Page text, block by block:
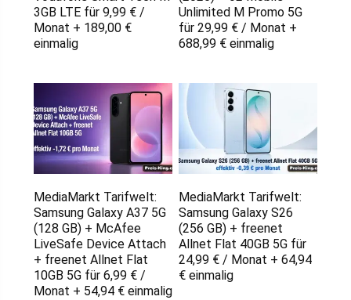
3GB LTE für 9,99 € /
Monat + 189,00 €
einmalig
Unlimited M Promo 5G
für 29,99 € / Monat +
688,99 € einmalig
MediaMarkt Tarifwelt:
Samsung Galaxy A37 5G
(128 GB) + McAfee
LiveSafe Device Attach
+ freenet Allnet Flat
10GB 5G für 6,99 € /
Monat + 54,94 € einmalig
MediaMarkt Tarifwelt:
Samsung Galaxy S26
(256 GB) + freenet
Allnet Flat 40GB 5G für
24,99 € / Monat + 64,94
€ einmalig